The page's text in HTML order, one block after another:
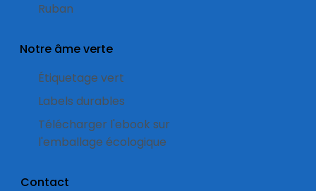
Ruban
Notre âme verte
Étiquetage vert
Labels durables
Télécharger l'ebook sur
l'emballage écologique
Contact